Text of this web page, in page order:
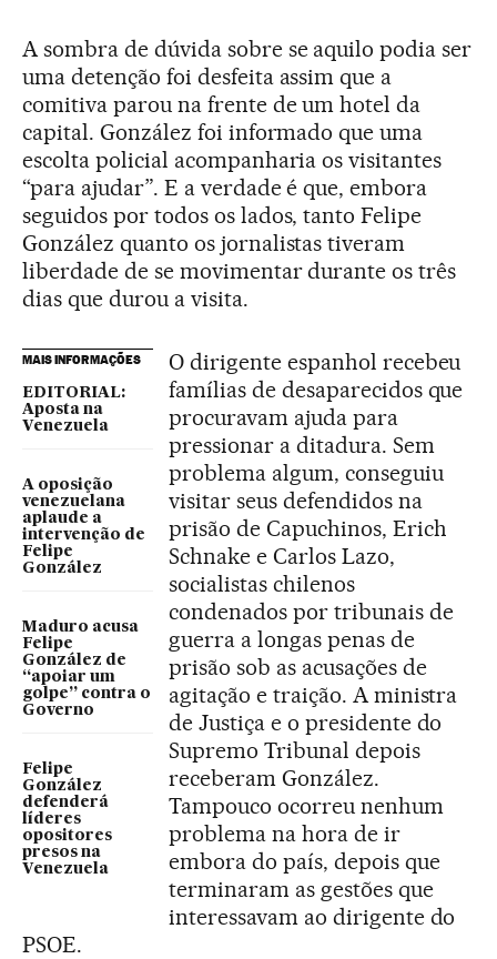
A sombra de dúvida sobre se aquilo podia ser
uma detenção foi desfeita assim que a
comitiva parou na frente de um hotel da
capital. González foi informado que uma
escolta policial acompanharia os visitantes
“para ajudar”. E a verdade é que, embora
seguidos por todos os lados, tanto Felipe
González quanto os jornalistas tiveram
liberdade de se movimentar durante os três
dias que durou a visita.
MAIS INFORMAÇÕES
EDITORIAL:
Aposta na
Venezuela
A oposição
venezuelana
aplaude a
intervenção de
Felipe
González
Maduro acusa
Felipe
González de
“apoiar um
golpe” contra o
Governo
Felipe
González
defenderá
líderes
opositores
presos na
Venezuela
O dirigente espanhol recebeu
famílias de desaparecidos que
procuravam ajuda para
pressionar a ditadura. Sem
problema algum, conseguiu
visitar seus defendidos na
prisão de Capuchinos, Erich
Schnake e Carlos Lazo,
socialistas chilenos
condenados por tribunais de
guerra a longas penas de
prisão sob as acusações de
agitação e traição. A ministra
de Justiça e o presidente do
Supremo Tribunal depois
receberam González.
Tampouco ocorreu nenhum
problema na hora de ir
embora do país, depois que
terminaram as gestões que
interessavam ao dirigente do
PSOE.